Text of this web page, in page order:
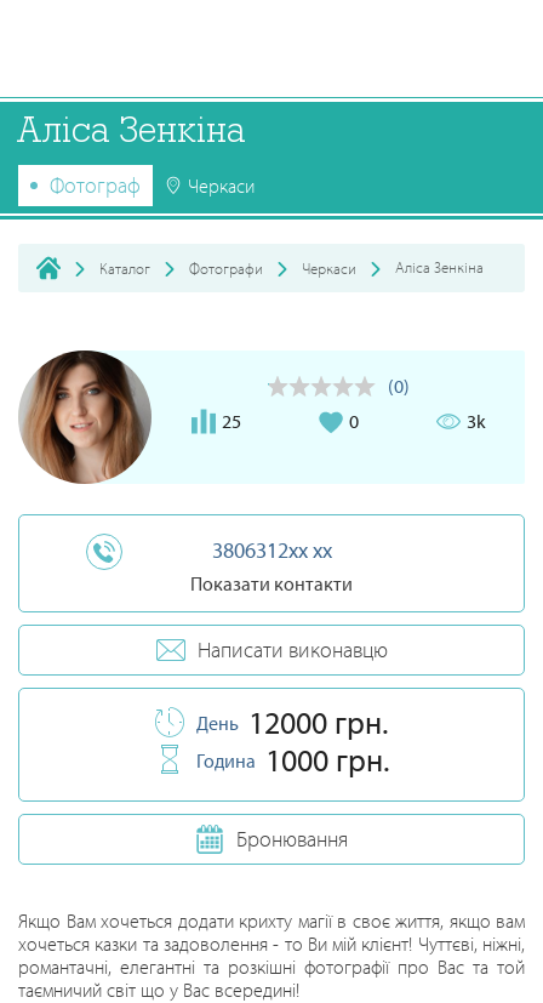
Аліса Зенкіна
Фотограф Черкаси
Каталог Фотографи Черкаси Аліса Зенкіна
(0)
25
0 3k
3806312xx xx
Показати контакти
Написати виконавцю
День 12000 грн.
Година 1000 грн.
Бронювання
Якщо Вам хочеться додати крихту магії в своє життя, якщо вам
хочеться казки та задоволення - то Ви мій клієнт! Чуттєві, ніжні,
романтачні, елегантні та розкішні фотографії про Вас та той
таємничий світ що у Вас всередині!